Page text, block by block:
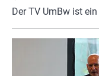
Der TV UmBw ist